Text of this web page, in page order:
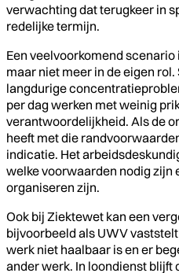
verwachting dat terugkeer in
redelijke termijn.
Een veelvoorkomend
maar niet meer in de eigen
langdurige
per dag werken met weinig
verantwoordelijkheid. Als de
heeft met die
indicatie. Het
welke voorwaarden nodig zijn
organiseren zijn.
Ook bij Ziektewet kan een
bijvoorbeeld als UWV
werk niet haalbaar is en er
ander werk. In loondienst blijft